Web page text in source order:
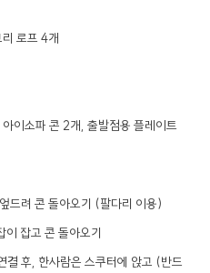
로프 4개
이소파 콘 2개, 출발점용 플레이트
드려 콘 돌아오기 (팔다리 이용)
고 콘 돌아오기
사람은 스쿠터에 앉고 (반드